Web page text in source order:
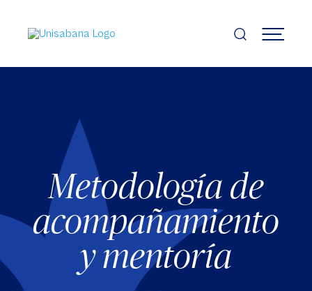
contenido
principal
MENÚ
Metodología de
acompañamiento
y mentoría